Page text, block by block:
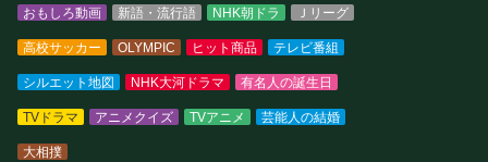
おもしろ動画 新語・流行語 NHK朝ドラ Ｊリーグ
高校サッカー OLYMPIC ヒット商品 テレビ番組
シルエット地図 NHK大河ドラマ 有名人の誕生日
TVドラマ アニメクイズ TVアニメ 芸能人の結婚
大相撲